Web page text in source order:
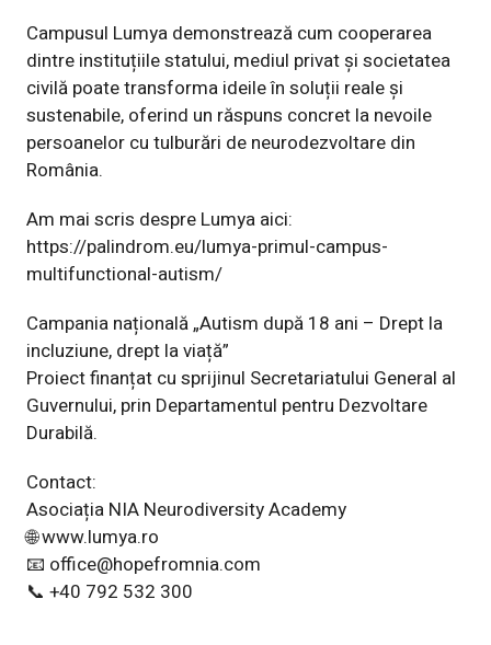
Campusul Lumya demonstrează cum cooperarea
dintre instituțiile statului, mediul privat și societatea
civilă poate transforma ideile în soluții reale și
sustenabile, oferind un răspuns concret la nevoile
persoanelor cu tulburări de neurodezvoltare din
România.
Am mai scris despre Lumya aici:
https://palindrom.eu/lumya-primul-campus-
multifunctional-autism/
Campania națională „Autism după 18 ani – Drept la
incluziune, drept la viață”
Proiect finanțat cu sprijinul Secretariatului General al
Guvernului, prin Departamentul pentru Dezvoltare
Durabilă.
Contact:
Asociația NIA Neurodiversity Academy
🌐www.lumya.ro
📧 office@hopefromnia.com
📞 +40 792 532 300